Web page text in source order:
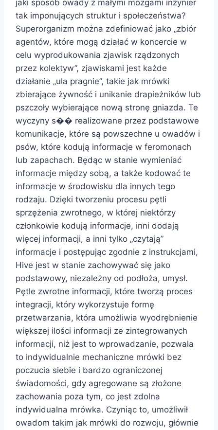
jaki sposób owady z małymi mózgami inżynier
tak imponujących struktur i społeczeństwa?
Superorganizm można zdefiniować jako „zbiór
agentów, które mogą działać w koncercie w
celu wyprodukowania zjawisk rządzonych
przez kolektyw”, zjawiskami jest każde
działanie „ula pragnie”, takie jak mrówki
zbierające żywność i unikanie drapieżników lub
pszczoły wybierające nową stronę gniazda. Te
wyczyny s�� realizowane przez podstawowe
komunikacje, które są powszechne u owadów i
psów, które kodują informacje w feromonach
lub zapachach. Będąc w stanie wymieniać
informacje między sobą, a także kodować te
informacje w środowisku dla innych tego
rodzaju. Dzięki tworzeniu procesu pętli
sprzężenia zwrotnego, w której niektórzy
członkowie kodują informacje, inni dodają
więcej informacji, a inni tylko „czytają”
informacje i postępując zgodnie z instrukcjami,
Hive jest w stanie zachowywać się jako
podstawowy, niezależny od podłoża, umysł.
Pętle zwrotne informacji, które tworzą proces
integracji, który wykorzystuje formę
przetwarzania, która umożliwia wyodrębnienie
większej ilości informacji ze zintegrowanych
informacji, niż jest to wprowadzanie, pozwala
to indywidualnie mechaniczne mrówki bez
poczucia siebie i bardzo ograniczonej
świadomości, gdy agregowane są złożone
zachowania poza tym, co jest zdolna
indywidualna mrówka. Czyniąc to, umożliwił
owadom takim jak mrówki do rozwoju, głównie